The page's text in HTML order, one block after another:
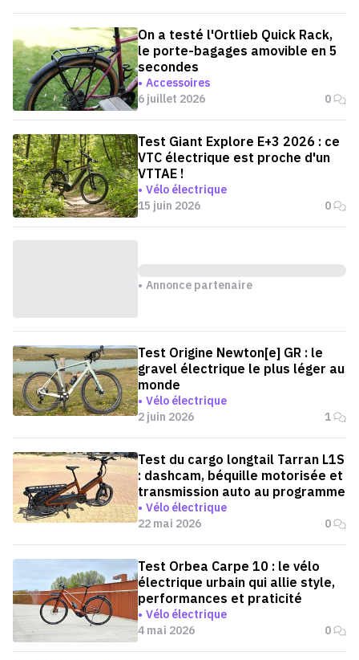
On a testé l'Ortlieb Quick Rack,
le porte-bagages amovible en 5
secondes
Accessoires
6 juillet 2026
0
Test Giant Explore E+3 2026 : ce
VTC électrique est proche d'un
VTTAE !
Vélo électrique
15 juin 2026
0
Annonce partenaire
Test Origine Newton[e] GR : le
gravel électrique le plus léger au
monde
Vélo électrique
2 juin 2026
1
Test du cargo longtail Tarran L1S
: dashcam, béquille motorisée et
transmission auto au programme
Vélo électrique
22 mai 2026
0
Test Orbea Carpe 10 : le vélo
électrique urbain qui allie style,
performances et praticité
Vélo électrique
4 mai 2026
0